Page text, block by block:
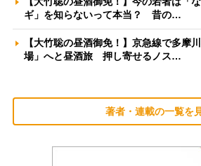
ギ」を知らないって本当？ 昔の…
【大竹聡の昼酒御免！】京急線で多摩
場」へと昼酒旅 押し寄せるノス…
著者・連載の一覧を